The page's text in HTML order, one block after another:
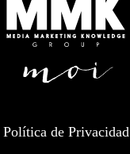
Política de Privacidad